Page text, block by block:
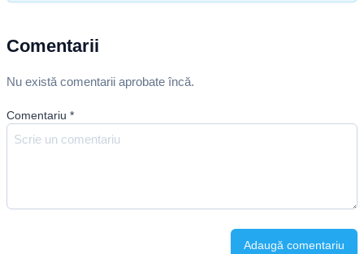
Comentarii
Nu există comentarii aprobate încă.
Comentariu *
Adaugă comentariu